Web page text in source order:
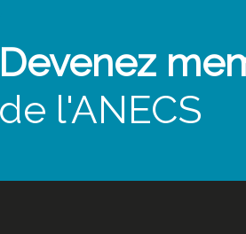
Devenez
de l'ANECS